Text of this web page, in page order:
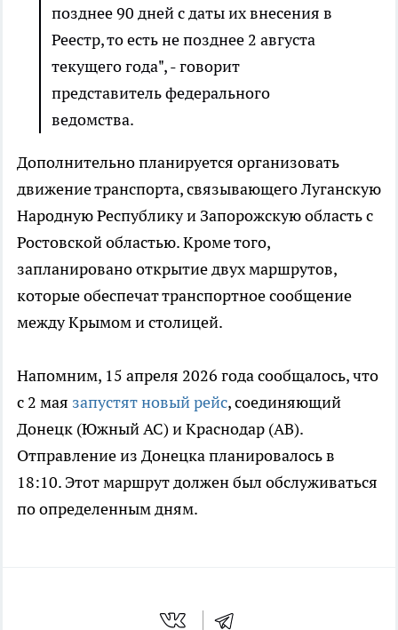
позднее 90 дней с даты их внесения в
Реестр, то есть не позднее 2 августа
текущего года", - говорит
представитель федерального
ведомства.
Дополнительно планируется организовать
движение транспорта, связывающего Луганскую
Народную Республику и Запорожскую область с
Ростовской областью. Кроме того,
запланировано открытие двух маршрутов,
которые обеспечат транспортное сообщение
между Крымом и столицей.
Напомним, 15 апреля 2026 года сообщалось, что
с 2 мая запустят новый рейс, соединяющий
Донецк (Южный АС) и Краснодар (АВ).
Отправление из Донецка планировалось в
18:10. Этот маршрут должен был обслуживаться
по определенным дням.